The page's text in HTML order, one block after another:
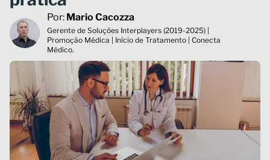
Por: Mario Cacozza
Gerente de Soluções Interplayers (2019-2025) |
Promoção Médica | Início de Tratamento | Conecta
Médico.